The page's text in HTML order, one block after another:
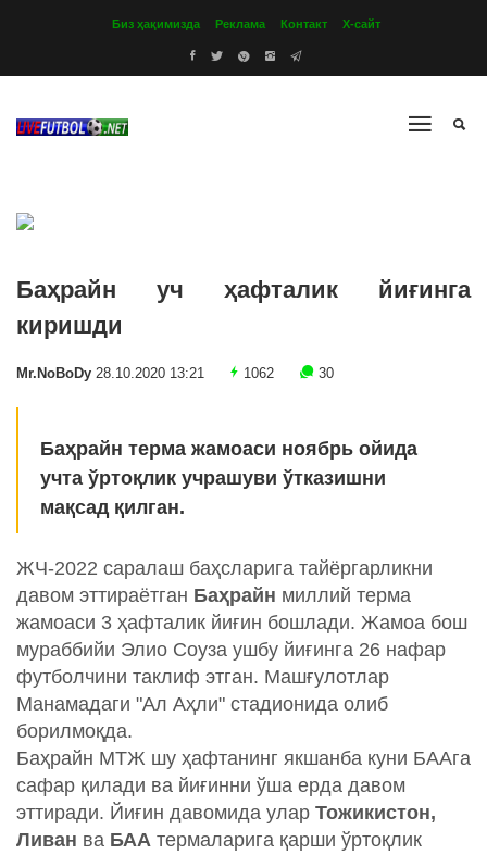
Биз ҳақимизда Реклама Контакт Х-сайт
Баҳрайн уч ҳафталик йиғинга
киришди
Mr.NoBoDy 28.10.2020 13:21 1062 30
Баҳрайн терма жамоаси ноябрь ойида
учта ўртоқлик учрашуви ўтказишни
мақсад қилган.
ЖЧ-2022 саралаш баҳсларига тайёргарликни
давом эттираётган Баҳрайн миллий терма
жамоаси 3 ҳафталик йиғин бошлади. Жамоа бош
мураббийи Элио Соуза ушбу йиғинга 26 нафар
футболчини таклиф этган. Машғулотлар
Манамадаги "Ал Аҳли" стадионида олиб
борилмоқда.
Баҳрайн МТЖ шу ҳафтанинг якшанба куни БААга
сафар қилади ва йиғинни ўша ерда давом
эттиради. Йиғин давомида улар Тожикистон,
Ливан ва БАА термаларига қарши ўртоқлик